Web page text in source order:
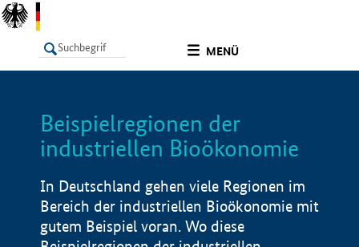
MENÜ
LISTE
Beispielregionen der
industriellen Bioökonomie
In Deutschland gehen viele Regionen im
Bereich der industriellen Bioökonomie mit
gutem Beispiel voran. Wo diese